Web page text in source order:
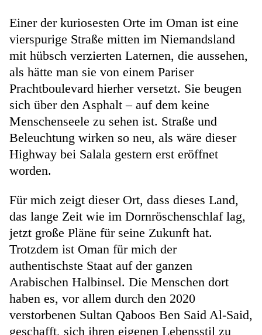
Einer der kuriosesten Orte im Oman ist eine
vierspurige Straße mitten im Niemandsland
mit hübsch verzierten Laternen, die aussehen,
als hätte man sie von einem Pariser
Prachtboulevard hierher versetzt. Sie beugen
sich über den Asphalt – auf dem keine
Menschenseele zu sehen ist. Straße und
Beleuchtung wirken so neu, als wäre dieser
Highway bei Salala gestern erst eröffnet
worden.
Für mich zeigt dieser Ort, dass dieses Land,
das lange Zeit wie im Dornröschenschlaf lag,
jetzt große Pläne für seine Zukunft hat.
Trotzdem ist Oman für mich der
authentischste Staat auf der ganzen
Arabischen Halbinsel. Die Menschen dort
haben es, vor allem durch den 2020
verstorbenen Sultan Qaboos Ben Said Al-Said,
geschafft, sich ihren eigenen Lebensstil zu